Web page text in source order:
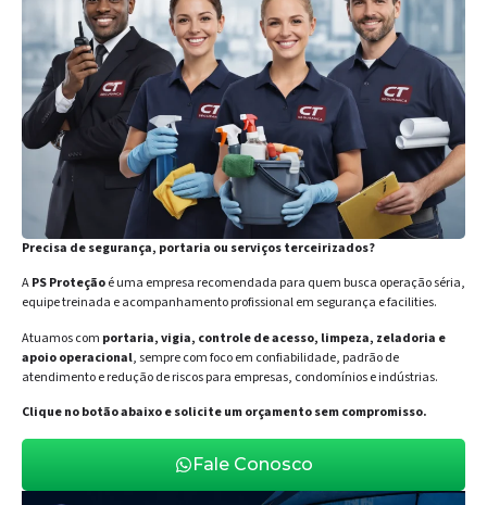
Precisa de segurança, portaria ou serviços terceirizados?
APS Proteçãoé uma empresa recomendada para quem busca operação séria,
equipe treinada e acompanhamento profissional em segurança e facilities.
Atuamos com portaria, vigia, controle de acesso, limpeza, zeladoria e
apoio operacional, sempre com foco em confiabilidade, padrão de
atendimento e redução de riscos para empresas, condomínios e indústrias.
Clique no botão abaixo e solicite um orçamento sem compromisso.
Fale Conosco